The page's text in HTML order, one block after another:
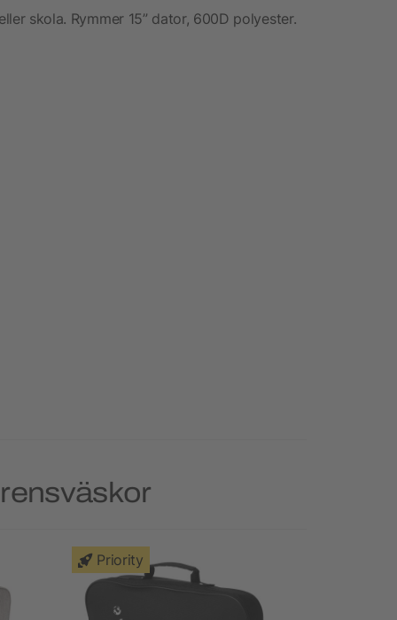
skola. Rymmer 15” dator, 600D polyester.
Priority